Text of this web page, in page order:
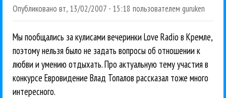
Опубликовано вт, 13/02/2007 - 15:18 пользователем guruken
Мы пообщались за кулисами вечеринки Love Radio в Кремле,
поэтому нельзя было не задать вопросы об отношении к
любви и умению отдыхать. Про актуальную тему участия в
конкурсе Евровидение Влад Топалов рассказал тоже много
интересного.